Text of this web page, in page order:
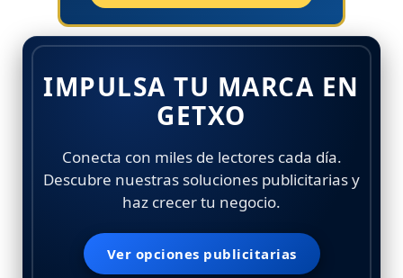
IMPULSA TU MARCA EN
GETXO
Conecta con miles de lectores cada día.
Descubre nuestras soluciones publicitarias y
haz crecer tu negocio.
Ver opciones publicitarias